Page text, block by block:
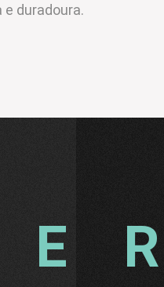
duradoura.